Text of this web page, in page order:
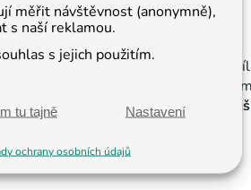
měřit návštěvnost (anonymně),
s naší reklamou.
s jejich použitím.
tu tajně Nastavení
ochrany osobních údajů
testech. Látce, které žák
uspěje. Naučí se věci, ve kterých
a příprava tak